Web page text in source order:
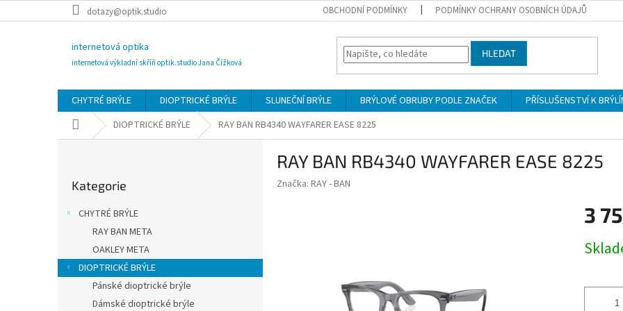
na
dotazy@optik.studio OBCHODNÍ PODMÍNKY PODMÍNKY OCHRANY OSOBNÍCH ÚDAJŮ
internetová optika
internetová výkladní skříň optik.studio Jana Čížková
HLEDAT
CHYTRÉ BRÝLE DIOPTRICKÉ BRÝLE SLUNEČNÍ BRÝLE BRÝLOVÉ OBRUBY PODLE ZNAČEK PŘÍSLUŠENSTVÍ K
Domů DIOPTRICKÉ BRÝLE RAY BAN RB4340 WAYFARER EASE 8225
kategorie
Kategorie
CHYTRÉ BRÝLE
RAY BAN META
OAKLEY META
DIOPTRICKÉ BRÝLE
Pánské dioptrické brýle
Dámské dioptrické brýle
RAY BAN RB4340 WAYFARER EASE 8225
Značka: RAY - BAN
3
cena: